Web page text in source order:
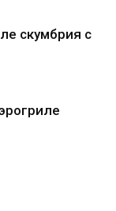
скумбрия с